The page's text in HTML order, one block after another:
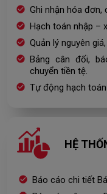
Ghi nhận hóa đơn,
Hạch toán nhập –
Quản lý nguyên
Bảng cân đối,
chuyển tiền tệ.
Tự động hạch toán
HỆ
Báo cáo chi tiết